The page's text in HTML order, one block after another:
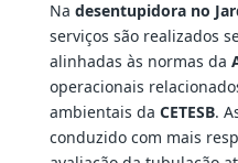
Na desentupidora no
serviços são realizados
alinhadas às normas da
operacionais
ambientais da CETESB.
conduzido com mais